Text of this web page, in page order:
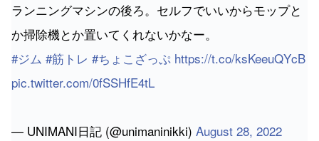
ランニングマシンの後ろ。セルフでいいからモップと
か掃除機とか置いてくれないかなー。
#ジム #筋トレ #ちょこざっぷ https://t.co/ksKeeuQYcB
pic.twitter.com/0fSSHfE4tL
— UNIMANI日記 (@unimaninikki) August 28, 2022